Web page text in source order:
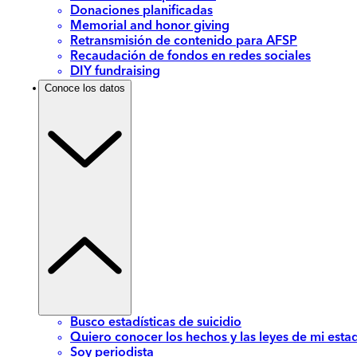
Donaciones planificadas
Memorial and honor giving
Retransmisión de contenido para AFSP
Recaudación de fondos en redes sociales
DIY fundraising
Conoce los datos
Busco estadísticas de suicidio
Quiero conocer los hechos y las leyes de mi
Soy periodista